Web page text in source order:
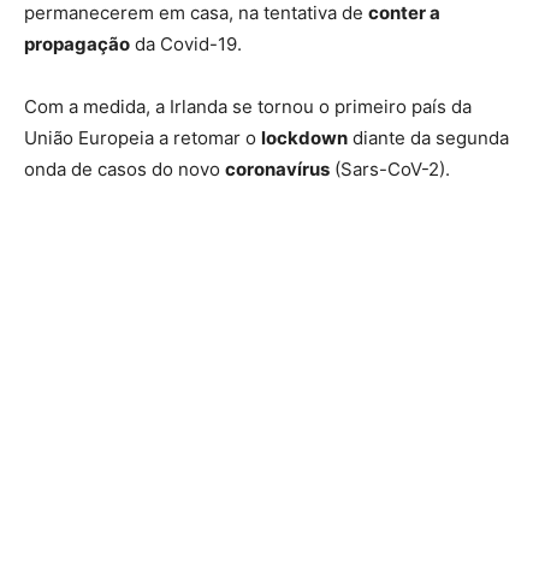
permanecerem em casa, na tentativa de conter a
propagação da Covid-19.
Com a medida, a Irlanda se tornou o primeiro país da
União Europeia a retomar o lockdown diante da segunda
onda de casos do novo coronavírus (Sars-CoV-2).